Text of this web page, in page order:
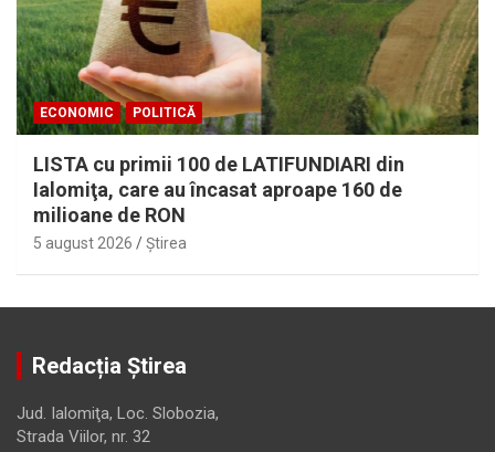
ECONOMIC POLITICĂ
LISTA cu primii 100 de LATIFUNDIARI din
Ialomiţa, care au încasat aproape 160 de
milioane de RON
5 august 2026 Ştirea
Redacția Știrea
Jud. Ialomiţa, Loc. Slobozia,
Strada Viilor, nr. 32